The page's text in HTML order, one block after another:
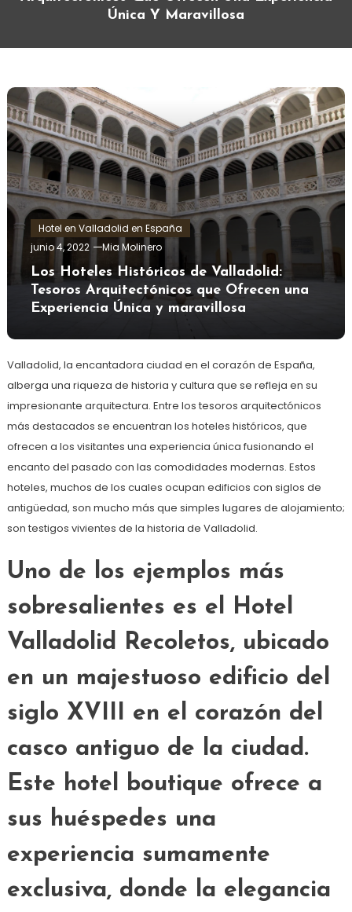
Única Y Maravillosa
Hotel en Valladolid en España
junio 4, 2022
Mia Molinero
Los Hoteles Históricos de Valladolid:
Tesoros Arquitectónicos que Ofrecen una
Experiencia Única y maravillosa
Valladolid, la encantadora ciudad en el corazón de España,
alberga una riqueza de historia y cultura que se refleja en su
impresionante arquitectura. Entre los tesoros arquitectónicos
más destacados se encuentran los hoteles históricos, que
ofrecen a los visitantes una experiencia única fusionando el
encanto del pasado con las comodidades modernas. Estos
hoteles, muchos de los cuales ocupan edificios con siglos de
antigüedad, son mucho más que simples lugares de alojamiento;
son testigos vivientes de la historia de Valladolid.
Uno de los ejemplos más
sobresalientes es el Hotel
Valladolid Recoletos, ubicado
en un majestuoso edificio del
siglo XVIII en el corazón del
casco antiguo de la ciudad.
Este hotel boutique ofrece a
sus huéspedes una
experiencia sumamente
exclusiva, donde la elegancia